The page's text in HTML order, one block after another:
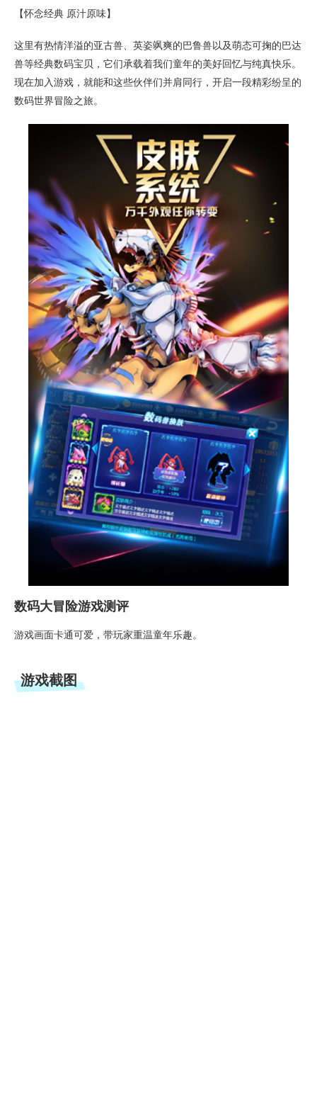
【怀念经典 原汁原味】
这里有热情洋溢的亚古兽、英姿飒爽的巴鲁兽以及萌态可掬的巴达
兽等经典数码宝贝，它们承载着我们童年的美好回忆与纯真快乐。
现在加入游戏，就能和这些伙伴们并肩同行，开启一段精彩纷呈的
数码世界冒险之旅。
数码大冒险游戏测评
游戏画面卡通可爱，带玩家重温童年乐趣。
游戏截图